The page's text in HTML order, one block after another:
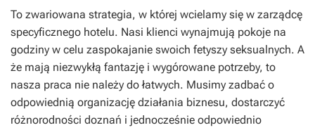
To zwariowana strategia, w której wcielamy się w zarządcę
specyficznego hotelu. Nasi klienci wynajmują pokoje na
godziny w celu zaspokajanie swoich fetyszy seksualnych. A
że mają niezwykłą fantazję i wygórowane potrzeby, to
nasza praca nie należy do łatwych. Musimy zadbać o
odpowiednią organizację działania biznesu, dostarczyć
różnorodności doznań i jednocześnie odpowiednio